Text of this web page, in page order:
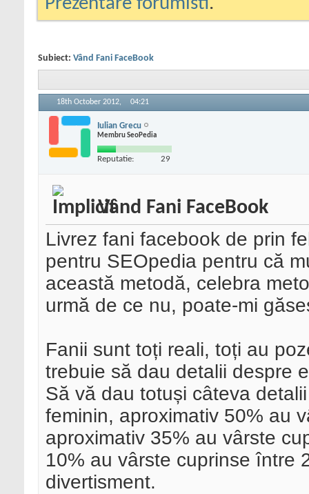
Subiect: Vând Fani FaceBook
18th October 2012, 04:21
Iulian Grecu
Membru SeoPedia
Reputatie: 29
Vând Fani FaceBook
Livrez fani facebook de prin
pentru SEOpedia pentru că
această metodă, celebra
urmă de ce nu, poate-mi
Fanii sunt toți reali, toți au
trebuie să dau detalii despre
Să vă dau totuși câteva
feminin, aproximativ 50% au
aproximativ 35% au vârste
10% au vârste cuprinse între
divertisment.